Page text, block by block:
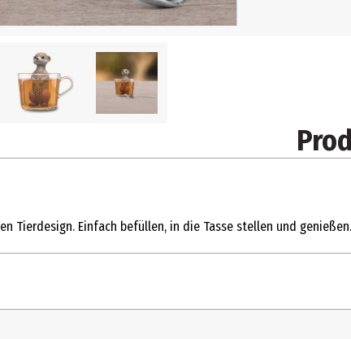
Tierdesign. Einfach befüllen, in die Tasse stellen und